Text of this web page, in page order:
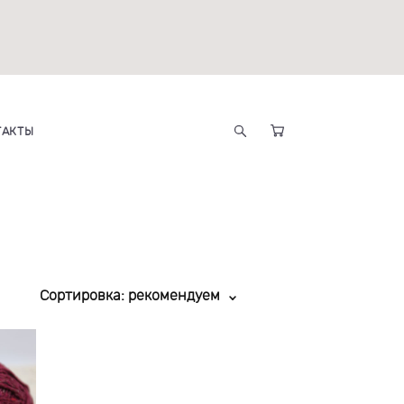
Сортировка: рекомендуем